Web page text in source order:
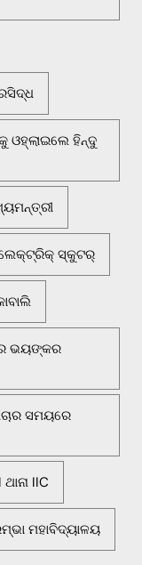
ଓହ୍ଲାଇଲେ ହିନ୍ଦୁ
ସ୍କୁଟର୍
ଭୟଙ୍କର
ସମୟରେ
IIC
ମହାବିଦ୍ୟାଳୟ